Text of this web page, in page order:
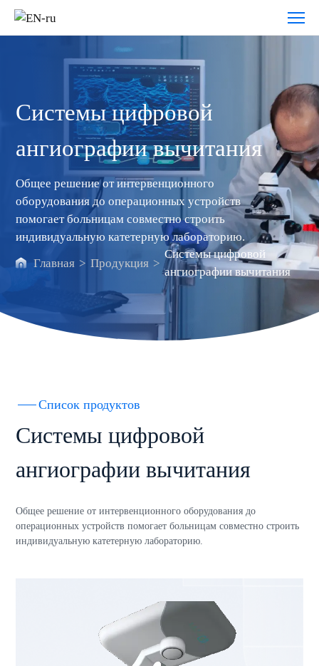
Системы
цифровой
вычитания
Системы цифровой
ангиографии вычитания
Общее решение от интервенционного
оборудования до операционных устройств
помогает больницам совместно строить
индивидуальную катетерную лабораторию.
Главная > Продукция >
Системы цифровой
ангиографии вычитания
Список продуктов
Системы цифровой
ангиографии вычитания
Общее решение от интервенционного оборудования до
операционных устройств помогает больницам совместно строить
индивидуальную катетерную лабораторию.